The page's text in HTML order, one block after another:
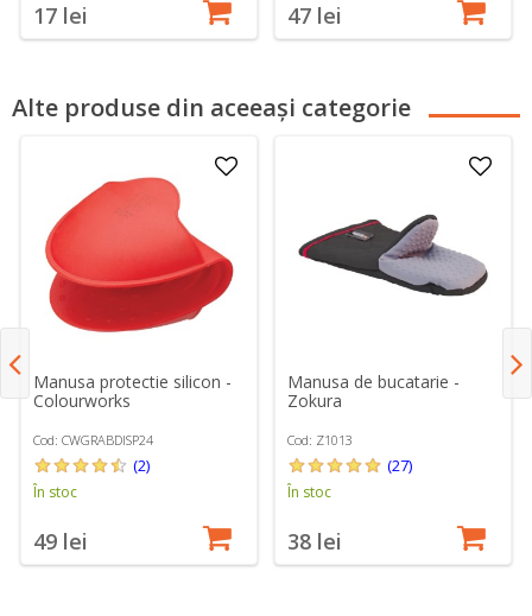
17 lei 47 lei
Alte produse din aceeași categorie
Manusa protectie silicon -
Colourworks
Cod: CWGRABDISP24
(2)
În stoc
49 lei
Manusa de bucatarie -
Zokura
Cod: Z1013
(27)
În stoc
38 lei